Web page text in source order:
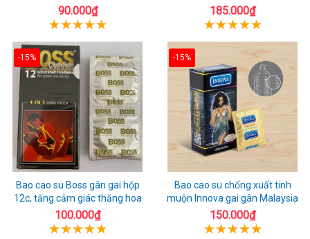
sử dụng
90.000₫
tăng khoái cảm
185.000₫
-15%
Bao cao su Boss gân gai hộp
12c, tăng cảm giác thăng hoa
100.000₫
-15%
Bao cao su chống xuất tinh
muộn Innova gai gân Malaysia
150.000₫